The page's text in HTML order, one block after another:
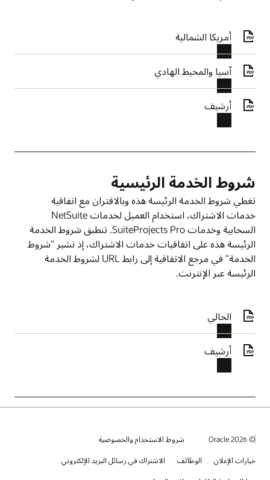
أمريكا الشمالية
آسيا والمحيط الهادي
أرشيف
شروط الخدمة الرئيسية
تغطي شروط الخدمة الرئيسة هذه وبالاقتران مع اتفاقية
خدمات الاشتراك، استخدام العميل لخدمات NetSuite
السحابية وخدمات SuiteProjects Pro. تنطبق شروط الخدمة
الرئيسة هذه على اتفاقيات خدمات الاشتراك، إذ تشير "شروط
الخدمة" في مرجع الاتفاقية إلى رابط URL لشروط الخدمة
الرئيسة عبر الإنترنت.
الحالي
أرشيف
© 2026 Oracle شروط الاستخدام والخصوصية
خيارات الإعلان الوظائف الاشتراك في رسائل البريد الإلكتروني